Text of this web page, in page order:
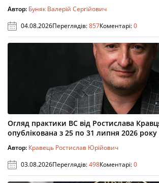
Автор: Буняк Валерій Сергійович
04.08.2026Переглядів:857Коментарі:0
Огляд практики ВС від Ростислава
опублікована з 25 по 31 липня 2026 року
Автор: Кравець Ростислав Юрійович
03.08.2026Переглядів:498Коментарі:0